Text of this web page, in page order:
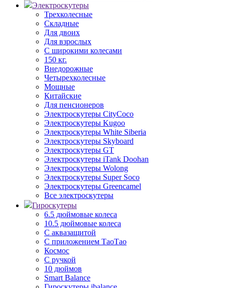
Электроскутеры
Трехколесные
Складные
Для двоих
Для взрослых
С широкими колесами
150 кг.
Внедорожные
Четырехколесные
Мощные
Китайские
Для пенсионеров
Электроскутеры CityCoco
Электроскутеры Kugoo
Электроскутеры White Siberia
Электроскутеры Skyboard
Электроскутеры GT
Электроскутеры iTank Doohan
Электроскутеры Wolong
Электроскутеры Super Soco
Электроскутеры Greencamel
Все электроскутеры
Гироскутеры
6.5 дюймовые колеса
10.5 дюймовые колеса
С аквазащитой
С приложением ТаоТао
Космос
С ручкой
10 дюймов
Smart Balance